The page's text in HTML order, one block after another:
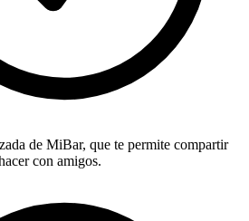
de MiBar, que te permite compartir
con amigos.